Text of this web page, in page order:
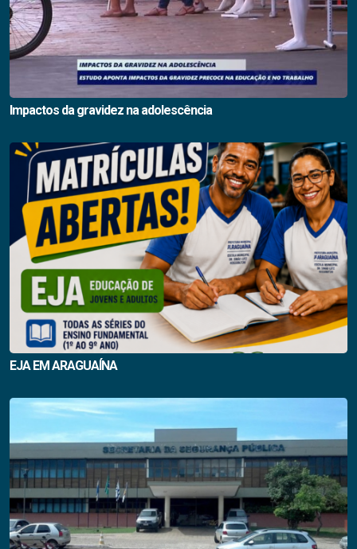
Impactos da gravidez na adolescência
EJA EM ARAGUAÍNA